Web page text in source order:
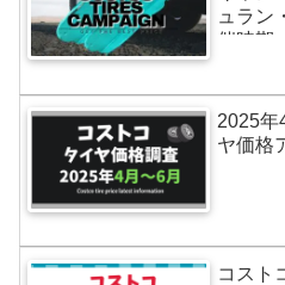
ュラン
催時期
2025
ヤ価格
コスト